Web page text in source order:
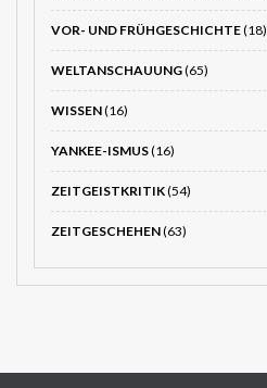
VOR- UND FRÜHGESCHICHTE(18)
WELTANSCHAUUNG(65)
WISSEN(16)
YANKEE-ISMUS(16)
ZEITGEISTKRITIK(54)
ZEITGESCHEHEN(63)